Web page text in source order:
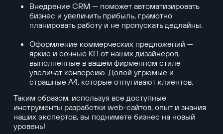
Внедрение CRM — поможет автоматизировать
бизнес и увеличить прибыль, грамотно
планировать работу и не пропускать дедлайны.
Оформление коммерческих предложений —
яркие и сочные КП от наших дизайнеров,
выполненные в вашем фирменном стиле
увеличат конверсию. Долой угрюмые и
страшные А4, которые отпугивают клиентов.
Таким образом, используя все доступные
инструменты разработки web-сайтов, опыт и знания
наших экспертов, вы поднимете бизнес на новый
уровень!